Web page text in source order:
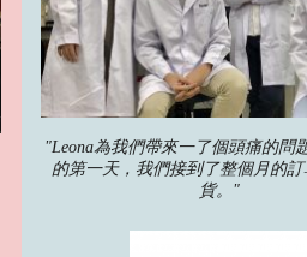
"Leona為我們帶來一了個頭痛的問
的第一天，我們接到了整個月的
貨。"